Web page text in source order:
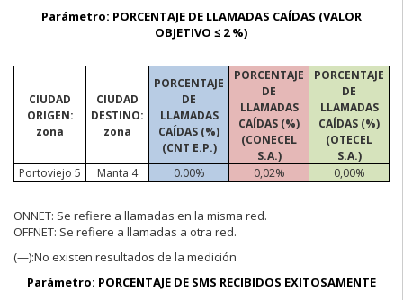
Parámetro: PORCENTAJE DE LLAMADAS CAÍDAS (VALOR
OBJETIVO ≤ 2 %)
CIUDAD
ORIGEN:
zona
CIUDAD
DESTINO:
zona
PORCENTAJE
DE
LLAMADAS
CAÍDAS (%)
(CNT E.P.)
PORCENTAJE
DE
LLAMADAS
CAÍDAS (%)
(CONECEL
S.A.)
PORCENTAJE
DE
LLAMADAS
CAÍDAS (%)
(OTECEL
S.A.)
Portoviejo 5
Manta 4 0.00% 0,02% 0,00%
ONNET: Se refiere a llamadas en la misma red.
OFFNET: Se refiere a llamadas a otra red.
(—):No existen resultados de la medición
Parámetro: PORCENTAJE DE SMS RECIBIDOS EXITOSAMENTE